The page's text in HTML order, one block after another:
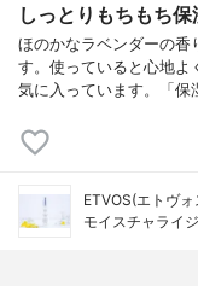
しっとりもちもち
ほのかなラベンダーの香
す。使っていると心地よ
気に入っています。「保
ETVOS(エトヴォ
モイスチャライ